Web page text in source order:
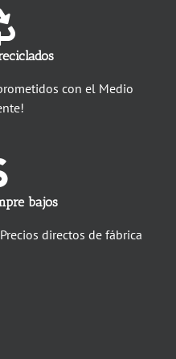
con el Medio
bajos
directos de fábrica